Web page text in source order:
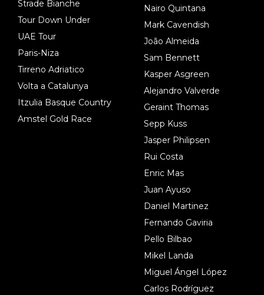
Strade Bianche
Tour Down Under
UAE Tour
Paris-Niza
Tirreno Adriatico
Volta a Catalunya
Itzulia Basque Country
Amstel Gold Race
Nairo Quintana
Mark Cavendish
João Almeida
Sam Bennett
Kasper Asgreen
Alejandro Valverde
Geraint Thomas
Sepp Kuss
Jasper Philipsen
Rui Costa
Enric Mas
Juan Ayuso
Daniel Martinez
Fernando Gaviria
Pello Bilbao
Mikel Landa
Miguel Ángel López
Carlos Rodríguez